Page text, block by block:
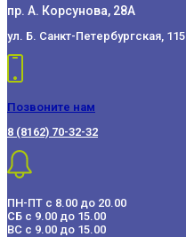
пр. А. Корсунова, 28А
ул. Б. Санкт-Петербургская, 115
Позвоните нам
8 (8162) 70-32-32
ПН-ПТ с 8.00 до 20.00
СБ с 9.00 до 15.00
ВС с 9.00 до 15.00